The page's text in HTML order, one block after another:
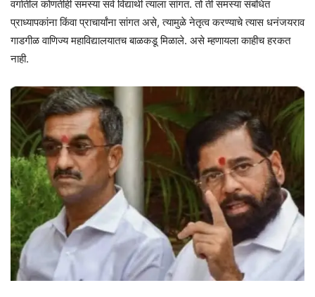
वर्गातील कोणतीही समस्या सर्व विद्यार्थी त्याला सांगत. तो ती समस्या संबंधित
प्राध्यापकांना किंवा प्राचार्यांना सांगत असे, त्यामुळे नेतृत्व करण्याचे त्यास धनंजयराव
गाडगीळ वाणिज्य महाविद्यालयातच बाळकडू मिळाले. असे म्हणायला काहीच हरकत
नाही.